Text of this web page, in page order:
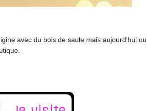
avec du bois de saule mais aujourd’hui